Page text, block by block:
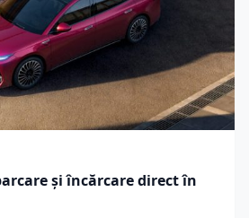
și încărcare direct în